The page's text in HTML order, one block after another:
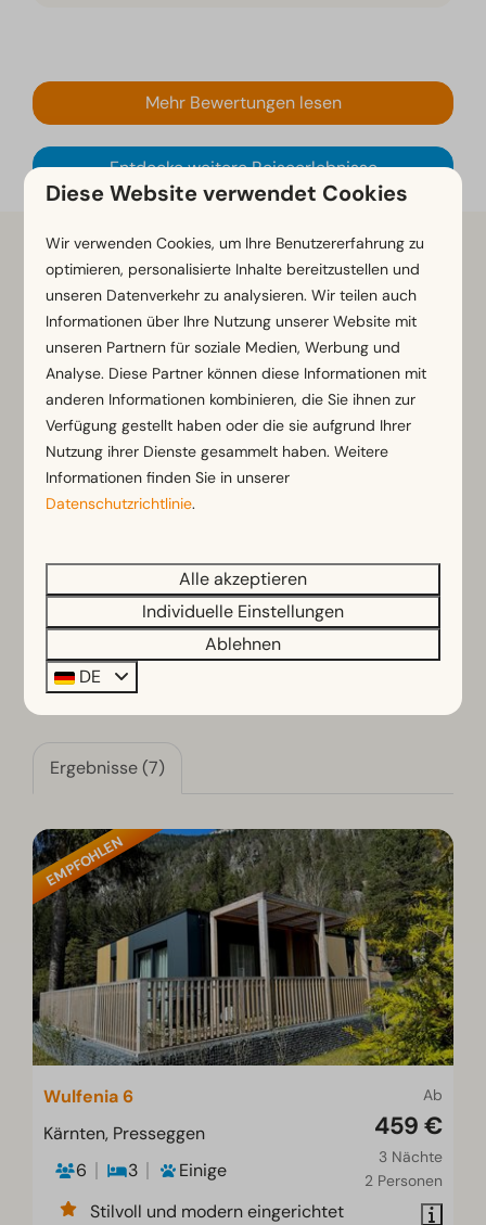
Mehr Bewertungen lesen
Entdecke weitere Reiseerlebnisse
Finde und buche deinen idealen
Aufenthalt bei EuroParcs Pressegger See:
Suchanfrage Bearbeiten
Alle Arten
Wähle Zeitraum
Wähle Gruppe von Gästen
Filter Auswählen
Ergebnisse (7)
EMPFOHLEN
Ab
459 €
3 Nächte
2 Personen
Wulfenia 6
Kärnten, Presseggen
6
3
Einige
Stilvoll und modern eingerichtet
Diese Website verwendet Cookies
Wir verwenden Cookies, um Ihre Benutzererfahrung zu
optimieren, personalisierte Inhalte bereitzustellen und
unseren Datenverkehr zu analysieren. Wir teilen auch
Informationen über Ihre Nutzung unserer Website mit
unseren Partnern für soziale Medien, Werbung und
Analyse. Diese Partner können diese Informationen mit
anderen Informationen kombinieren, die Sie ihnen zur
Verfügung gestellt haben oder die sie aufgrund Ihrer
Nutzung ihrer Dienste gesammelt haben. Weitere
Informationen finden Sie in unserer
Datenschutzrichtlinie.
Alle akzeptieren
Individuelle Einstellungen
Ablehnen
DE